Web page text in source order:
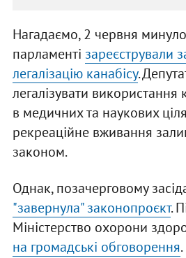
Нагадаємо, 2 червня
парламенті зареєстрували
легалізацію канабісу.
легалізувати
в медичних та наукових
рекреаційне вживання
законом.
Однак, позачерговому
"завернула" законопроєкт.
Міністерство охорони
на громадські обговорення.